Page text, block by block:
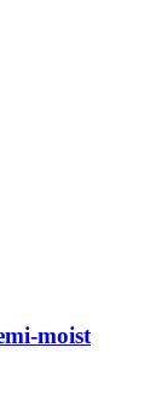
moist